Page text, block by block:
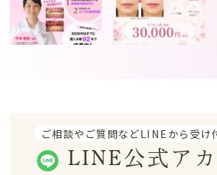
ご相談やご質問などLINEから受け
LINE公式アカ